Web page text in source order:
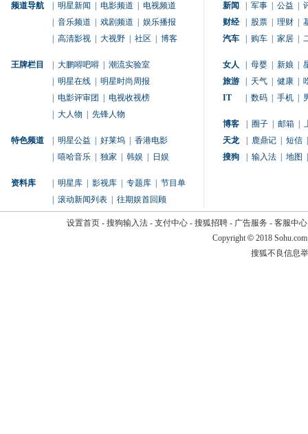
频道导航 明星新闻 电影频道
电视频道
音乐频道 戏剧频道
娱乐播报
高清影视 大视野 社区 博客
王牌栏目 大鹏嘚吧嘚
潮流实验室
明星在线
明星时尚周报
电影评审团
电视收视榜
大人物 先锋人物
特色频道 明星公益 好莱坞
香港电影
嘻哈音乐 独家 韩娱 日娱
资料库 明星库 影视库 专题库
节目单
滚动新闻列表 往期娱首回顾
新闻 军事 公益
财经
股票 理财
汽车
购车 家居
女人 母婴 新娘
旅游
天气 健康
IT
数码 手机
博客 圈子 邮箱
天龙
鹿鼎记 短信
搜狗
输入法 地图
设置首页- 搜狗输入法- 支付中心- 搜狐招聘- 广告服务 - 客服中心
Copyright © 2018
搜狐不良信息